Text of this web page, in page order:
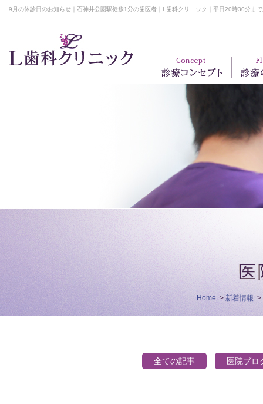
9月の休診日のお知らせ｜石神井公園駅徒歩1分の歯医者｜L歯科クリニック｜平日20時30分ま
医
Home > 新着情報 >
全ての記事 医院ブロ